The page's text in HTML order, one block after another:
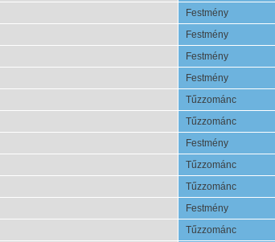
Festmény
Festmény
Festmény
Festmény
Tűzzománc
Tűzzománc
Festmény
Tűzzománc
Tűzzománc
Festmény
Tűzzománc